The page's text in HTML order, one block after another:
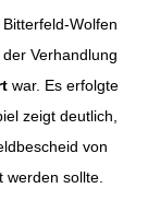
Wolfen
Verhandlung
war. Es erfolgte
zeigt deutlich,
von
sollte.